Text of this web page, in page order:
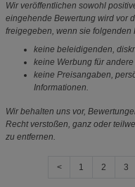
Wir veröffentlichen sowohl
eingehende Bewertung wird vor
freigegeben, wenn sie folgenden
keine beleidigenden,
keine Werbung für
keine Preisangaben,
Informationen.
Wir behalten uns vor,
Recht verstoßen, ganz oder
zu entfernen.
< 1 2 3